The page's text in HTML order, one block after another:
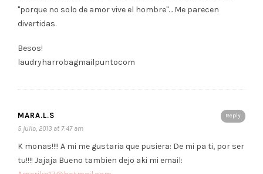
"porque no solo de amor vive el hombre"… Me parecen
divertidas.
Besos!
laudryharrobagmailpuntocom
Reply
MARA.L.S
5 julio, 2013 at 7:47 am
K monas!!!! A mi me gustaria que pusiera: De mi pa ti, por ser
tu!!!! Jajaja Bueno tambien dejo aki mi email: